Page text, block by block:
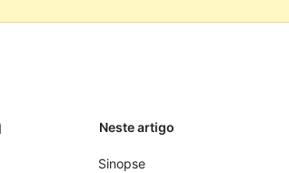
Neste artigo
Sinopse